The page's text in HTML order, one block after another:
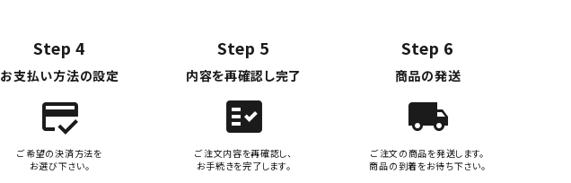
Step 4
お支払い方法の設定
credit_score
ご希望の決済方法を
お選び下さい。
Step 5
内容を再確認し完了
fact_check
ご注文内容を再確認し、
お手続きを完了します。
Step 6
商品の発送
local_shipping
ご注文の商品を発送します。
商品の到着をお待ち下さい。